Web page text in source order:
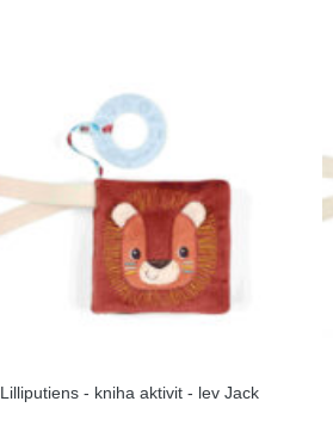
Lilliputiens - kniha aktivit - lev Jack